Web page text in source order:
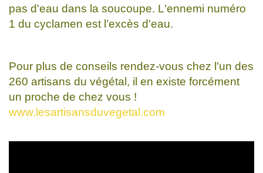
pas d'eau dans la soucoupe. L'ennemi numéro
1 du cyclamen est l’excès d'eau.
Pour plus de conseils rendez-vous chez l'un des
260 artisans du végétal, il en existe forcément
un proche de chez vous !
www.lesartisansduvegetal.com